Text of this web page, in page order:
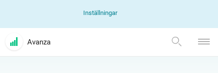
Inställningar
Avanza